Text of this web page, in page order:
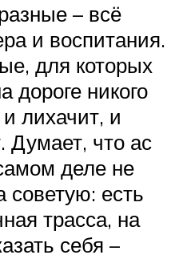
– всё
и воспитания.
для которых
дороге никого
лихачит, и
Думает, что ас
деле не
советую: есть
трасса, на
себя –